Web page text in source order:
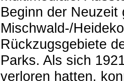
Beginn der
Mischwald-/
Rückzugsgebiete
Parks. Als sich
verloren hatten,